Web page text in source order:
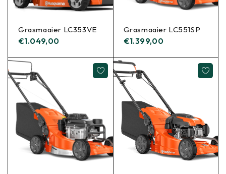
Grasmaaier LC353VE
€1.049,00
Grasmaaier LC551SP
€1.399,00